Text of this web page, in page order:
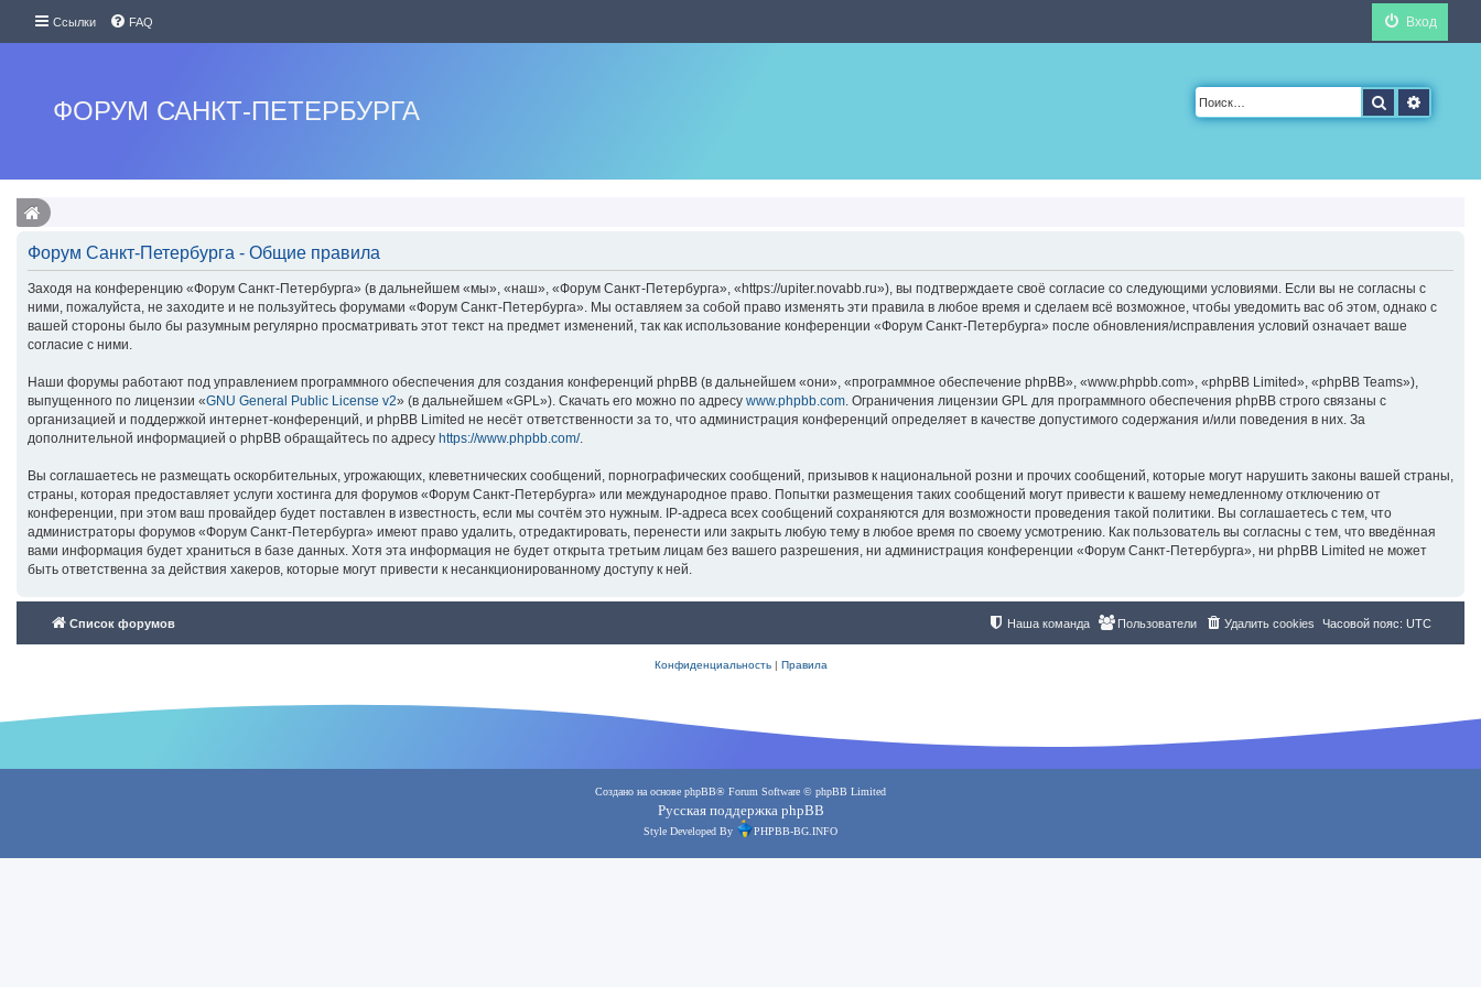
Ссылки FAQ Вход
ФОРУМ САНКТ-ПЕТЕРБУРГА Поиск
Форум Санкт-Петербурга - Общие правила
Заходя на конференцию «Форум Санкт-Петербурга» (в дальнейшем «мы», «наш», «Форум Санкт-Петербурга», «https://upiter.novabb.ru»), вы подтверждаете своё согласие со следующими условиями. Если вы не согласны с
ними, пожалуйста, не заходите и не пользуйтесь форумами «Форум Санкт-Петербурга». Мы оставляем за собой право изменять эти правила в любое время и сделаем всё возможное, чтобы уведомить вас об этом, однако с
вашей стороны было бы разумным регулярно просматривать этот текст на предмет изменений, так как использование конференции «Форум Санкт-Петербурга» после обновления/исправления условий означает ваше
согласие с ними.
Наши форумы работают под управлением программного обеспечения для создания конференций phpBB (в дальнейшем «они», «программное обеспечение phpBB», «www.phpbb.com», «phpBB Limited», «phpBB Teams»),
выпущенного по лицензии «GNU General Public License v2» (в дальнейшем «GPL»). Скачать его можно по адресу www.phpbb.com. Ограничения лицензии GPL для программного обеспечения phpBB строго связаны с
организацией и поддержкой интернет-конференций, и phpBB Limited не несёт ответственности за то, что администрация конференций определяет в качестве допустимого содержания и/или поведения в них. За
дополнительной информацией о phpBB обращайтесь по адресу https://www.phpbb.com/.
Вы соглашаетесь не размещать оскорбительных, угрожающих, клеветнических сообщений, порнографических сообщений, призывов к национальной розни и прочих сообщений, которые могут нарушить законы вашей страны,
страны, которая предоставляет услуги хостинга для форумов «Форум Санкт-Петербурга» или международное право. Попытки размещения таких сообщений могут привести к вашему немедленному отключению от
конференции, при этом ваш провайдер будет поставлен в известность, если мы сочтём это нужным. IP-адреса всех сообщений сохраняются для возможности проведения такой политики. Вы соглашаетесь с тем, что
администраторы форумов «Форум Санкт-Петербурга» имеют право удалить, отредактировать, перенести или закрыть любую тему в любое время по своему усмотрению. Как пользователь вы согласны с тем, что введённая
вами информация будет храниться в базе данных. Хотя эта информация не будет открыта третьим лицам без вашего разрешения, ни администрация конференции «Форум Санкт-Петербурга», ни phpBB Limited не может
быть ответственна за действия хакеров, которые могут привести к несанкционированному доступу к ней.
Список форумов Часовой пояс: UTC
Удалить cookies
Пользователи
Наша команда
Конфиденциальность| Правила
Создано на основе phpBB® Forum Software © phpBB Limited
Русская поддержка phpBB
Style Developed By PHPBB-BG.INFO